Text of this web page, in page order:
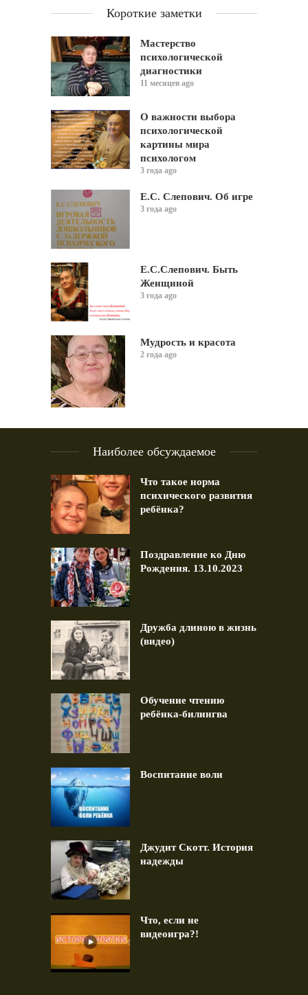
Короткие заметки
Мастерство
психологической
диагностики
11 месяцев ago
О важности выбора
психологической
картины мира
психологом
3 года ago
Е.С. Слепович. Об игре
3 года ago
Е.С.Слепович. Быть
Женщиной
3 года ago
Мудрость и красота
2 года ago
Наиболее обсуждаемое
Что такое норма
психического развития
ребёнка?
Поздравление ко Дню
Рождения. 13.10.2023
Дружба длиною в жизнь
(видео)
Обучение чтению
ребёнка-билингва
Воспитание воли
Джудит Скотт. История
надежды
Что, если не
видеоигра?!